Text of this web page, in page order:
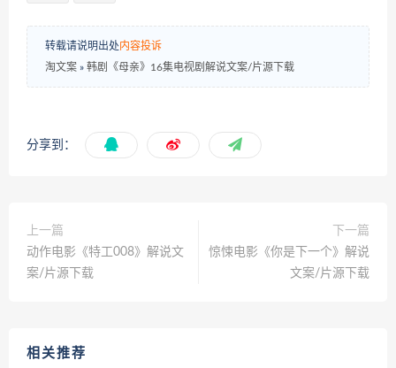
转载请说明出处内容投诉
淘文案 » 韩剧《母亲》16集电视剧解说文案/片源下载
分享到：
上一篇
动作电影《特工008》解说文
案/片源下载
下一篇
惊悚电影《你是下一个》解说
文案/片源下载
相关推荐